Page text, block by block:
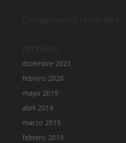
diciembre 2021
febrero 2020
mayo 2019
abril 2019
marzo 2019
febrero 2019